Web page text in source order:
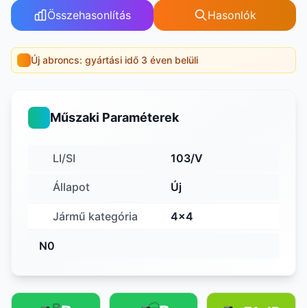
Összehasonlítás Hasonlók
Új abroncs: gyártási idő 3 éven belüli
Műszaki Paraméterek
LI/SI 103/V
Állapot Új
Jármű kategória 4x4
N0